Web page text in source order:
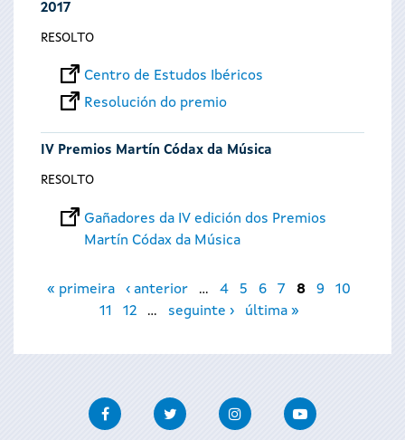
2017
RESOLTO
Centro de Estudos Ibéricos
Resolución do premio
IV Premios Martín Códax da Música
RESOLTO
Gañadores da IV edición dos Premios
Martín Códax da Música
Páxinas
« primeira ‹ anterior … 4 5 6 7 8 9
10
11
12 … seguinte › última »
FacebookTwitter InstagramYoutube